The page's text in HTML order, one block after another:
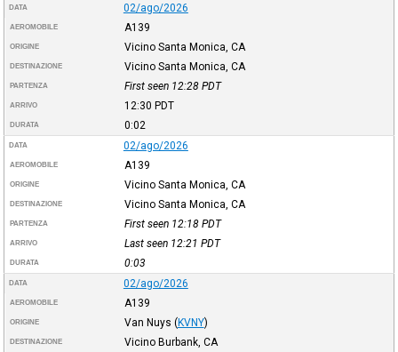
DATA 02/ago/2026
AEROMOBILE A139
ORIGINE Vicino Santa Monica, CA
DESTINAZIONE Vicino Santa Monica, CA
PARTENZA First seen 12:28 PDT
ARRIVO 12:30 PDT
DURATA 0:02
DATA 02/ago/2026
AEROMOBILE A139
ORIGINE Vicino Santa Monica, CA
DESTINAZIONE Vicino Santa Monica, CA
PARTENZA First seen 12:18 PDT
ARRIVO Last seen 12:21 PDT
DURATA 0:03
DATA 02/ago/2026
AEROMOBILE A139
ORIGINE Van Nuys (KVNY)
DESTINAZIONE Vicino Burbank, CA